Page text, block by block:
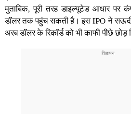
मुताबिक, पूरी तरह डाइल्यूटेड आधार पर
डॉलर तक पहुंच सकती है। इसIPO ने
अरब डॉलर के रिकॉर्ड को भी काफी पीछे छोड़